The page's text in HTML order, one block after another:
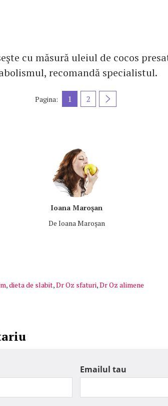
cu măsură uleiul de cocos
recomandă specialistul.
Pagina: 1 2
Ioana Maroşan
De Ioana Maroşan
,dieta de slabit,Dr Oz sfaturi,Dr Oz alimene
Emailul tau